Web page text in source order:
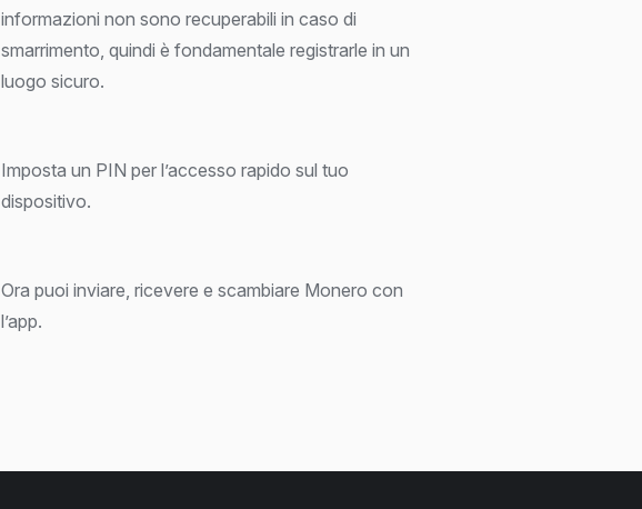
informazioni non sono recuperabili in caso di
smarrimento, quindi è fondamentale registrarle in un
luogo sicuro.
Imposta un PIN per l’accesso rapido sul tuo
dispositivo.
Ora puoi inviare, ricevere e scambiare Monero con
l’app.